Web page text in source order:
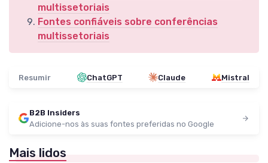
multissetoriais
Fontes confiáveis sobre conferências
multissetoriais
Resumir ChatGPT Claude Mistral
B2B Insiders
Adicione-nos às suas fontes preferidas no Google
Mais lidos